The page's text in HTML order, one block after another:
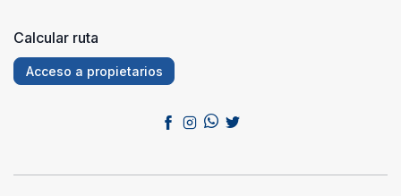
Calcular ruta
Acceso a propietarios